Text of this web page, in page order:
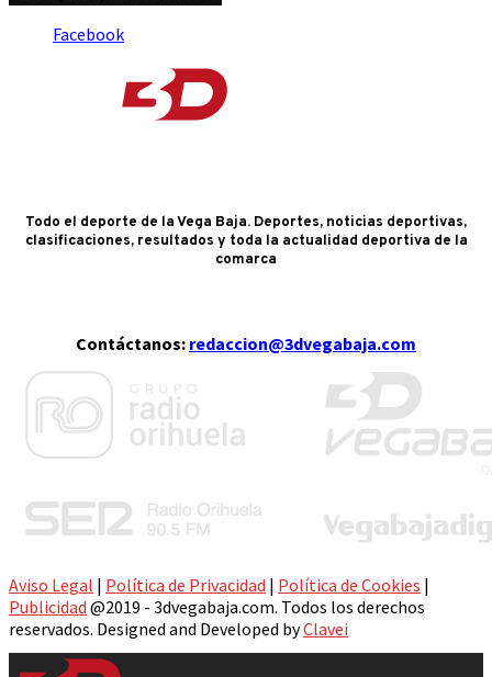
Facebook
Todo el deporte de la Vega Baja. Deportes, noticias deportivas,
clasificaciones, resultados y toda la actualidad deportiva de la
comarca
Contáctanos: redaccion@3dvegabaja.com
Aviso Legal | Política de Privacidad | Política de Cookies |
Publicidad @2019 - 3dvegabaja.com. Todos los derechos
reservados. Designed and Developed byClavei